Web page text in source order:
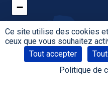
Ce site utilise des cookies
ceux que vous souhaitez
Tout accepter
Politique de
−